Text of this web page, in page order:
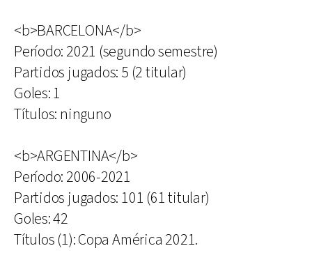
<b>BARCELONA</b>
Período: 2021 (segundo semestre)
Partidos jugados: 5 (2 titular)
Goles: 1
Títulos: ninguno
<b>ARGENTINA</b>
Período: 2006-2021
Partidos jugados: 101 (61 titular)
Goles: 42
Títulos (1): Copa América 2021.